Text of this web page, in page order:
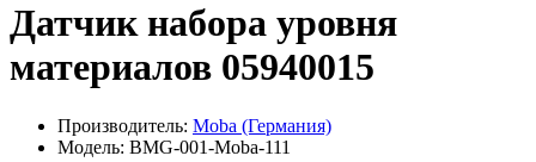
Датчик набора уровня
материалов 05940015
Производитель: Moba (Германия)
Модель: BMG-001-Moba-111